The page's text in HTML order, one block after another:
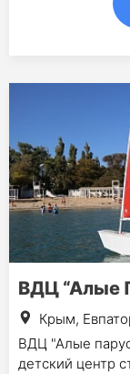
ВДЦ “Алые
Крым,
ВДЦ "Алые
детский центр